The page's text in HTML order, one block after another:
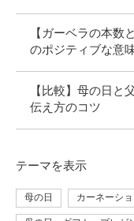
【ガーベラの本数
のポジティブな意
【比較】母の日と
伝え方のコツ
テーマ を表示
母の日 カーネーショ